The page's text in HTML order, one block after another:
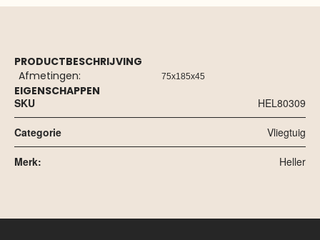
PRODUCTBESCHRIJVING
Afmetingen:
75x185x45
EIGENSCHAPPEN
SKU
HEL80309
Categorie Vliegtuig
Merk: Heller